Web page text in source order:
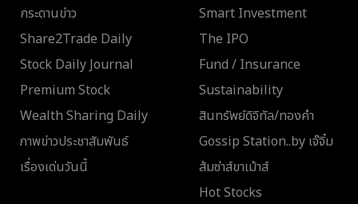
กระดานข่าว
Share2Trade Daily
Stock Daily Journal
Premium Stock
Wealth Sharing Daily
ภาพข่าวประชาสัมพันธ์
เรื่องเด่นวันนี้
Smart Investment
The IPO
Fund / Insurance
Sustainability
สินทรัพย์ดิจิทัล/ทองคำ
Gossip Station..by เจ๊จิ๋ม
ส้มซ่าส์ขาเม้าส์
Hot Stocks